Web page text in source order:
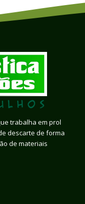
trabalha em prol
descarte de forma
de materiais